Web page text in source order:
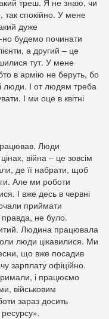
треш. Я не знаю, чи
так спокійно. У мене
дуже
будемо починати
а другий – це
тут. У мене
в армію не беруть, бо
люди. І от людям треба
І ми оце в квітні
Люди
війна – це зовсім
де її набрати, щоб
Але ми роботи
І вже десь в червні
приймати
правда, не було.
Людина працювала
люди цікавилися. Ми
що вже посадив
зарплату офіційно.
і працюємо
військовим
зараз досить